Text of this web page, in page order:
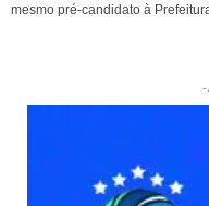
mesmo pré-candidato à
-